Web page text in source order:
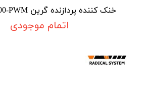
خنک کننده پردازنده گرین NOTUS 200-PWM
اتمام موجودی